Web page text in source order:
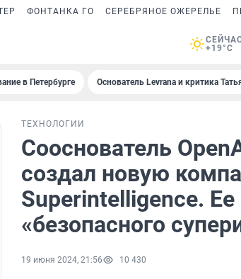
ФОНТАНКА ГО СЕРЕБРЯНОЕ ОЖЕРЕЛЬЕ
+19°C
в Петербурге Основатель Levrana и критика
ТЕХНОЛОГИИ
Сооснователь
создал новую
Superintelligence.
«безопасного
19 июня 2024, 21:56 10 430